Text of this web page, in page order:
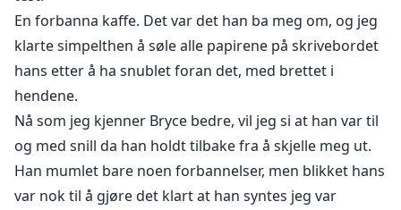
En forbanna kaffe. Det var det han ba meg om, og jeg
klarte simpelthen å søle alle papirene på skrivebordet
hans etter å ha snublet foran det, med brettet i
hendene.
Nå som jeg kjenner Bryce bedre, vil jeg si at han var til
og med snill da han holdt tilbake fra å skjelle meg ut.
Han mumlet bare noen forbannelser, men blikket hans
var nok til å gjøre det klart at han syntes jeg var